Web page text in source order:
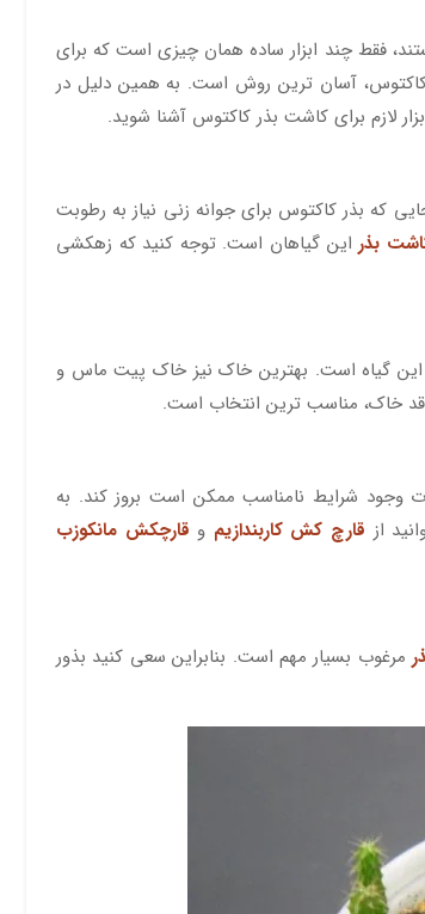
فقط چند ابزار ساده همان چیزی است که برای
آسان ترین روش است. به همین دلیل در
لازم برای کاشت بذر کاکتوس آشنا شوید.
که بذر کاکتوس برای جوانه زنی نیاز به رطوبت
بذراین گیاهان است. توجه کنید که زهکشی
گیاه است. بهترین خاک نیز خاک پیت ماس و
خاک، مناسب ترین انتخاب است.
وجود شرایط نامناسب ممکن است بروز کند. به
از قارچ کش کاربندازیم و قارچکش مانکوزب
مرغوب بسیار مهم است. بنابراین سعی کنید بذور